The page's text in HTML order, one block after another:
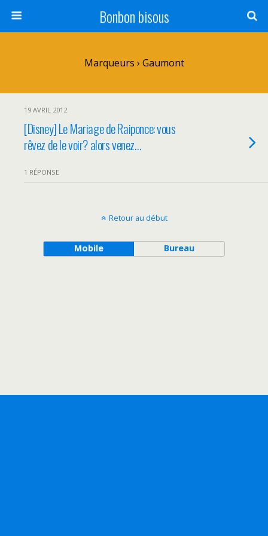
Bonbon bisous
Marqueurs › Gaumont
19 AVRIL 2012
[Disney] Le Mariage de Raiponce: vous
rêvez de le voir? alors venez…
1 RÉPONSE
Retour au début
Mobile Bureau